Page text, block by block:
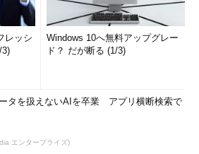
レッシ
3)
Windows 10へ無料アップグレー
ド？ だが断る (1/3)
タを扱えないAIを卒業 アプリ横断検索で
エンタープライズ)